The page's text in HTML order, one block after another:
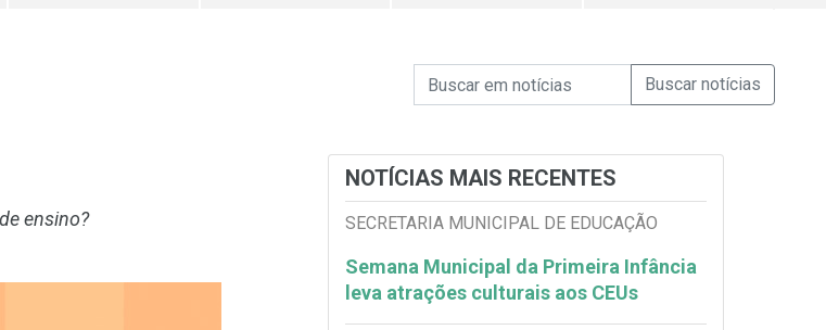
Campo de Busca de Notícias
Campo de Busca de informaçõesEnviar a Busca de
ensino?
NOTÍCIAS MAIS RECENTES
SECRETARIA MUNICIPAL DE EDUCAÇÃO
Semana Municipal da Primeira Infância
leva atrações culturais aos CEUs